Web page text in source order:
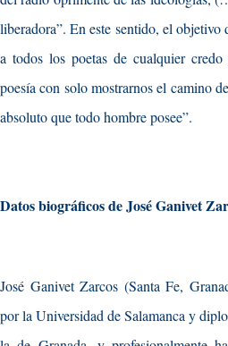
liberadora”. En este sentido, el
a todos los poetas de cualquier
poesía con solo mostrarnos el camino
absoluto que todo hombre posee”.
Datos biográficos de José Ganivet
José Ganivet Zarcos (Santa Fe,
por la Universidad de Salamanca y